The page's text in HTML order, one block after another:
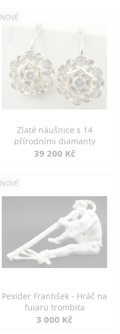
NOVÉ
Zlaté náušnice s 14
přírodními diamanty
39 200 Kč
NOVÉ
Pexider František - Hráč na
fujaru trombita
3 000 Kč